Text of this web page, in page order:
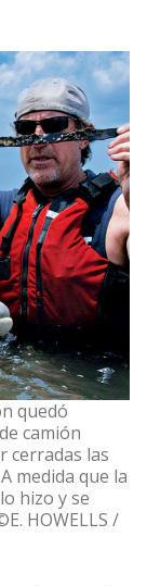
quedó
camión
cerradas las
medida que la
hizo y se
HOWELLS /